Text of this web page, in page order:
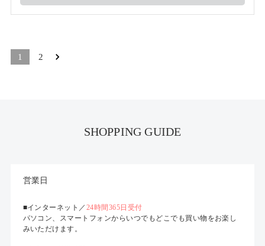
1 2
SHOPPING GUIDE
営業日
■インターネット／ 24時間365日受付
パソコン、スマートフォンからいつでもどこでも買い物をお楽し
みいただけます。